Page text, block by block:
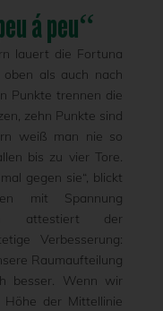
á peu“
lauert die Fortuna
als auch nach
Punkte trennen die
zehn Punkte sind
weiß man nie so
bis zu vier Tore.
gegen sie“, blickt
mit Spannung
attestiert der
Verbesserung:
Raumaufteilung
besser. Wenn wir
der Mittellinie